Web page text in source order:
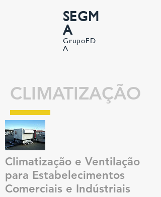
SEGM
A
GrupoED
A
CLIMATIZAÇÃO
Climatização e Ventilação
para Estabelecimentos
Comerciais e Indústriais